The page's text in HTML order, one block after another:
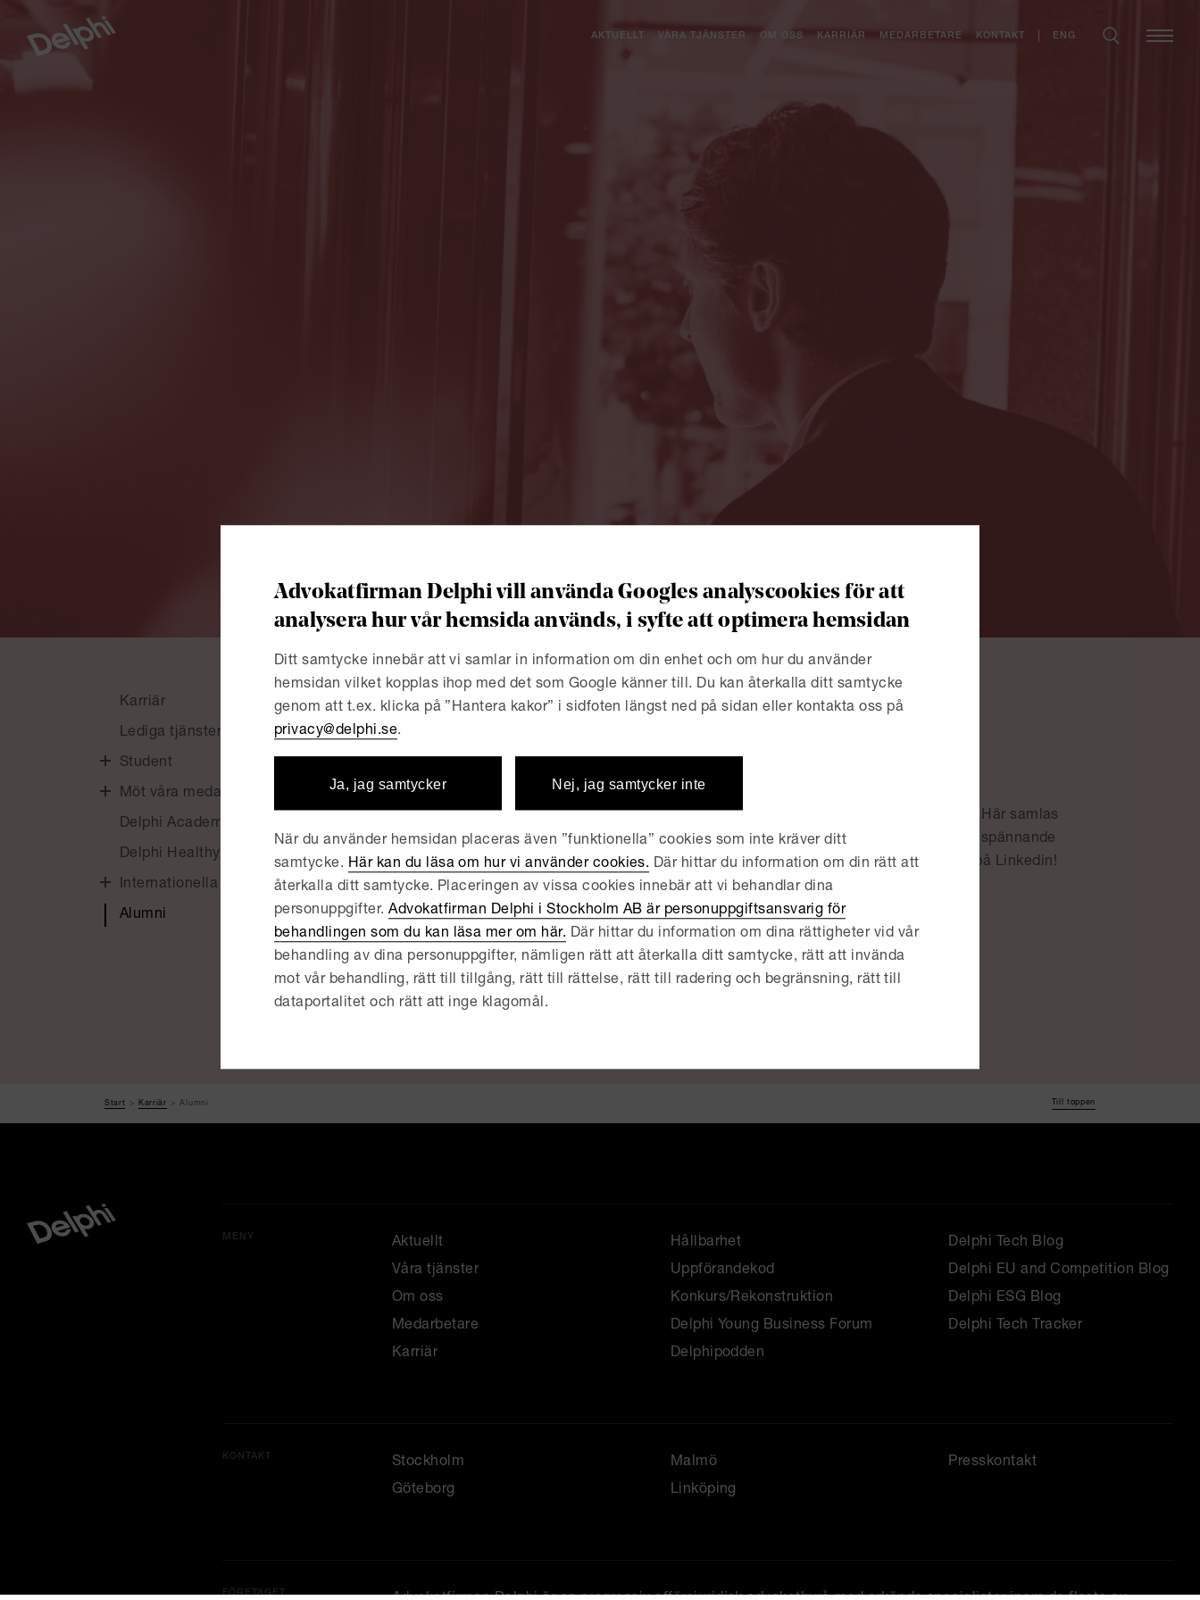
AKTUELLT VÅRA TJÄNSTER OM OSS KARRIÄR MEDARBETARE KONTAKT ENG
Karriär
Lediga tjänster
Student
Möt våra medarbetare
Delphi Academy
Delphi Healthy
Internationella kvinnodagen
Alumni
Alumni
Let’s keep in touch.
Delphi Connect är ett professionellt och socialt nätverk för Advokatfirman Delphis alumner. Här samlas
tidigare och nuvarande kollegor för att hålla kontakten med varandra – och för att finna nya spännande
kontakter för framtiden. Varmt välkommen att gå med i vårt alumninätverkDelphi Connect på Linkedin!
Start Karriär Alumni Till toppen
MENY Aktuellt Hållbarhet
Delphi Tech Blog
Våra tjänster
Uppförandekod
Delphi EU and Competition Blog
Om oss
Konkurs/Rekonstruktion
Delphi ESG Blog
Medarbetare
Delphi Young Business Forum
Delphi Tech Tracker
Karriär
Delphipodden
KONTAKT Stockholm Malmö
Presskontakt
Göteborg
Linköping
FÖRETAGET
Advokatfirman Delphi vill använda Googles analyscookies för att
analysera hur vår hemsida används, i syfte att optimera hemsidan
Ditt samtycke innebär att vi samlar in information om din enhet och om hur du använder
hemsidan vilket kopplas ihop med det som Google känner till. Du kan återkalla ditt samtycke
genom att t.ex. klicka på ”Hantera kakor” i sidfoten längst ned på sidan eller kontakta oss på
privacy@delphi.se.
Ja, jag samtycker Nej, jag samtycker inte
När du använder hemsidan placeras även ”funktionella” cookies som inte kräver ditt
samtycke. Här kan du läsa om hur vi använder cookies. Där hittar du information om din rätt att
återkalla ditt samtycke. Placeringen av vissa cookies innebär att vi behandlar dina
personuppgifter.Advokatfirman Delphi i Stockholm AB är personuppgiftsansvarig för
behandlingen som du kan läsa mer om här. Där hittar du information om dina rättigheter vid vår
behandling av dina personuppgifter, nämligen rätt att återkalla ditt samtycke, rätt att invända
mot vår behandling, rätt till tillgång, rätt till rättelse, rätt till radering och begränsning, rätt till
dataportalitet och rätt att inge klagomål.